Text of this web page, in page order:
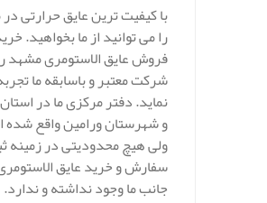
با کیفیت ترین عایق حرارتی
را می توانید از ما بخواهید.
فروش عایق الاستومری مشهد
شرکت معتبر و باسابقه ما
نماید. دفتر مرکزی ما در
و شهرستان ورامین واقع
ولی هیچ محدودیتی در زمینه
سفارش و خرید عایق
جانب ما وجود نداشته و ندارد.